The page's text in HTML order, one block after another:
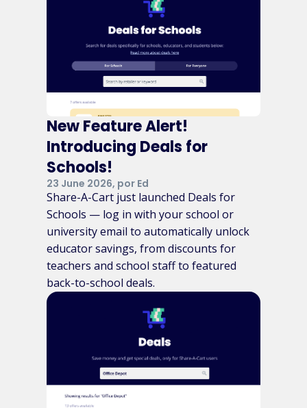
New Feature Alert!
Introducing Deals for
Schools!
23 June 2026, por Ed
Share-A-Cart just launched Deals for
Schools — log in with your school or
university email to automatically unlock
educator savings, from discounts for
teachers and school staff to featured
back-to-school deals.